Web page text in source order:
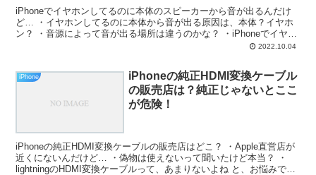
iPhoneでイヤホンしてるのに本体のスピーカーから音が出るんだけ
ど… ・イヤホンしてるのに本体から音が出る原因は、本体？イヤホ
ン？ ・音源によって音が出る場所は違うのかな？ ・iPhoneでイヤホ
2022.10.04
iPhone
iPhoneの純正HDMI変換ケーブル
の販売店は？純正じゃないとここ
が危険！
iPhoneの純正HDMI変換ケーブルの販売店はどこ？ ・Apple直営店が
近くにないんだけど… ・偽物は使えないって聞いたけど本当？ ・
lightningのHDMI変換ケーブルって、あまりないよね と、お悩みでは